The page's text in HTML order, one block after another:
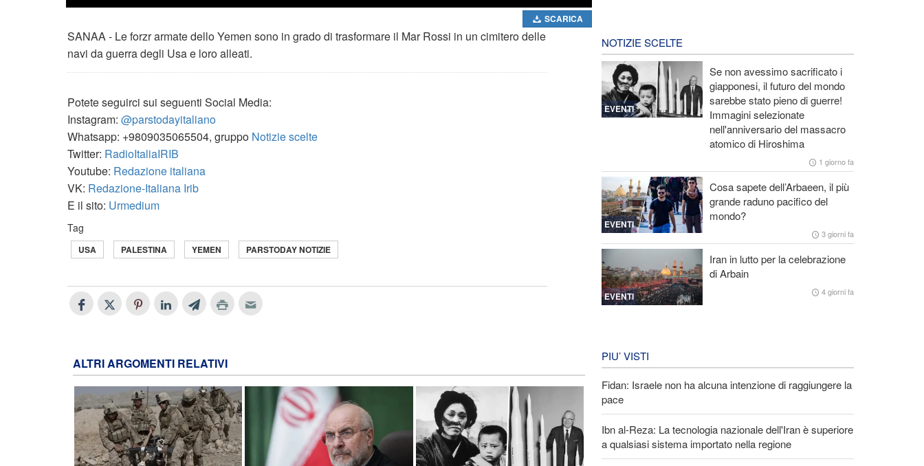
SCARICA
SANAA - Le forzr armate dello Yemen sono in grado di trasformare il Mar Rossi in un cimitero delle
navi da guerra degli Usa e loro alleati.
Potete seguirci sui seguenti Social Media:
Instagram: @parstodayitaliano
Whatsapp: +9809035065504, gruppo Notizie scelte
Twitter: RadioItaliaIRIB
Youtube: Redazione italiana
VK: Redazione-Italiana Irib
E il sito: Urmedium
Tag
USA PALESTINA YEMEN PARSTODAY NOTIZIE
ALTRI ARGOMENTI RELATIVI
NOTIZIE SCELTE
EVENTI
Se non avessimo sacrificato i
giapponesi, il futuro del mondo
sarebbe stato pieno di guerre!
Immagini selezionate
nell'anniversario del massacro
atomico di Hiroshima
1 giorno fa
EVENTI
Cosa sapete dell’Arbaeen, il più
grande raduno pacifico del
mondo?
3 giorni fa
EVENTI
Iran in lutto per la celebrazione
di Arbain
4 giorni fa
PIU’ VISTI
Fidan: Israele non ha alcuna intenzione di raggiungere la
pace
Ibn al-Reza: La tecnologia nazionale dell'Iran è superiore
a qualsiasi sistema importato nella regione